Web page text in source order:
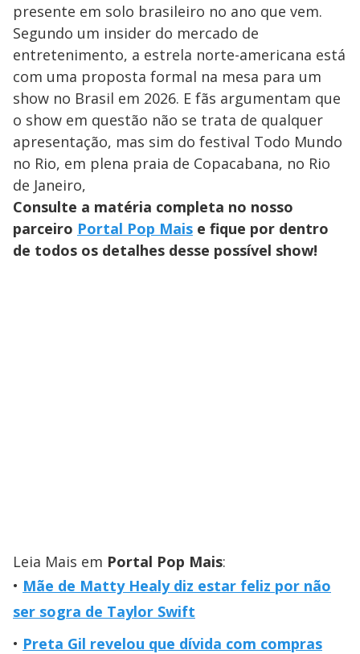
presente em solo brasileiro no ano que vem.
Segundo um insider do mercado de
entretenimento, a estrela norte-americana está
com uma proposta formal na mesa para um
show no Brasil em 2026. E fãs argumentam que
o show em questão não se trata de qualquer
apresentação, mas sim do festival Todo Mundo
no Rio, em plena praia de Copacabana, no Rio
de Janeiro,
Consulte a matéria completa no nosso
parceiro Portal Pop Mais e fique por dentro
de todos os detalhes desse possível show!
Leia Mais em Portal Pop Mais:
Mãe de Matty Healy diz estar feliz por não
ser sogra de Taylor Swift
Preta Gil revelou que dívida com compras